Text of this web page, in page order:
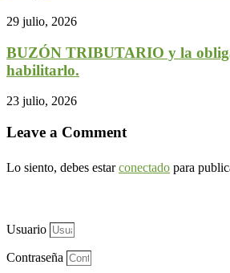
29 julio, 2026
BUZÓN TRIBUTARIO y la
habilitarlo.
23 julio, 2026
Leave a Comment
Lo siento, debes estarconectado para
Usuario
Contraseña